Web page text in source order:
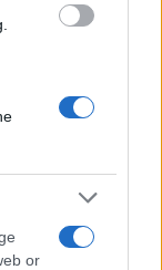
or
due furgoni